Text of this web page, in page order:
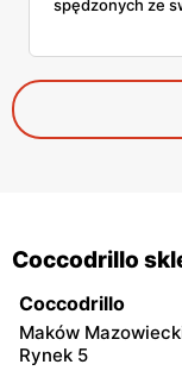
spędzonych ze
Coccodrillo
Coccodrillo
Maków
Rynek 5